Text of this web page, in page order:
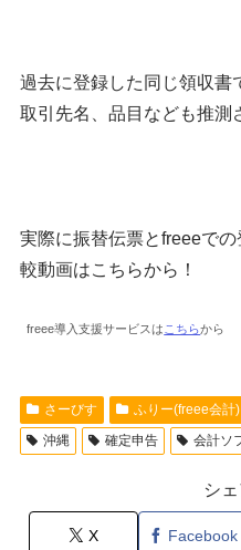
過去に登録した同じ領収書
取引先名、品目なども推測
実際に振替伝票とfreeeで
較動画はこちらから！
freee導入支援サービスは こちらから
さーびす ふりー(freee会計)
沖縄
確定申告 会計ソ
シ
X Facebook